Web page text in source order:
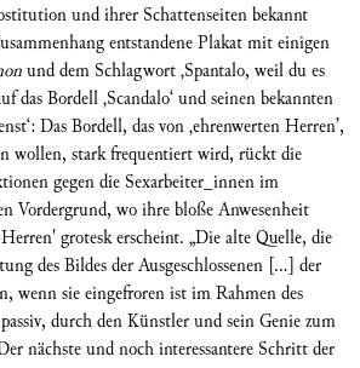
und ihrer Schattenseiten bekannt
entstandene Plakat mit einigen
und dem Schlagwort ‚Spantalo, weil du es
das Bordell ‚Scandalo‘ und seinen bekannten
Das Bordell, das von ‚ehrenwerten Herren’,
wollen, stark frequentiert wird, rückt die
gegen die Sexarbeiter_innen im
Vordergrund, wo ihre bloße Anwesenheit
grotesk erscheint. „Die alte Quelle, die
des Bildes der Ausgeschlossenen [...] der
wenn sie eingefroren ist im Rahmen des
durch den Künstler und sein Genie zum
nächste und noch interessantere Schritt der